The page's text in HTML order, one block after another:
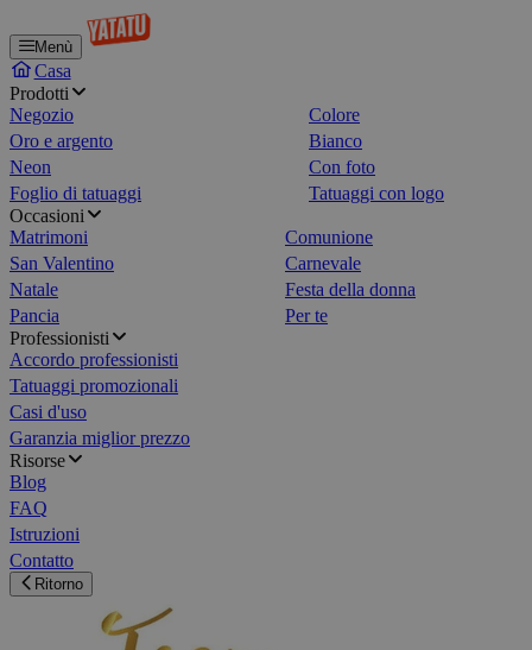
Menù
Casa
Prodotti
Negozio
Colore
Oro e argento
Bianco
Neon
Con foto
Foglio di tatuaggi
Tatuaggi con logo
Occasioni
Matrimoni
Comunione
San Valentino
Carnevale
Natale
Festa della donna
Pancia
Per te
Professionisti
Accordo professionisti
Tatuaggi promozionali
Casi d'uso
Garanzia miglior prezzo
Risorse
Blog
FAQ
Istruzioni
Contatto
Ritorno